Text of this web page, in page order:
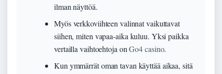
ilman näyttöä.
Myös verkkoviihteen valinnat vaikuttavat
siihen, miten vapaa-aika kuluu. Yksi paikka
vertailla vaihtoehtoja onGo4 casino.
Kun ymmärrät oman tavan käyttää aikaa, sitä